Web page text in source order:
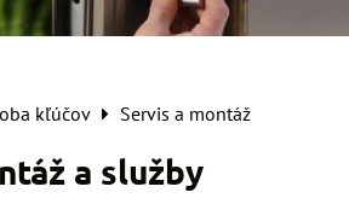
kľúčov Servis a montáž
a služby